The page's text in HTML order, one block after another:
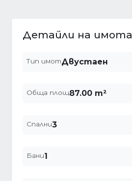
Детайли на имота
Тип имотДвустаен
Обща площ87.00 m²
Спални3
Бани1